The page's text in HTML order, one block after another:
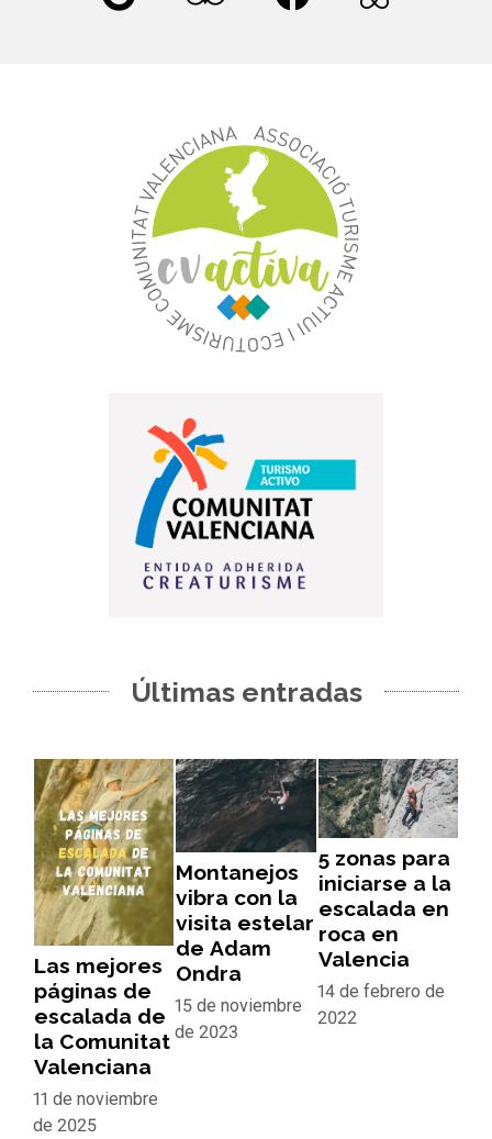
Últimas entradas
Las mejores
páginas de
escalada de
la Comunitat
Valenciana
11 de noviembre
de 2025
Montanejos
vibra con la
visita estelar
de Adam
Ondra
15 de noviembre
de 2023
5 zonas para
iniciarse a la
escalada en
roca en
Valencia
14 de febrero de
2022